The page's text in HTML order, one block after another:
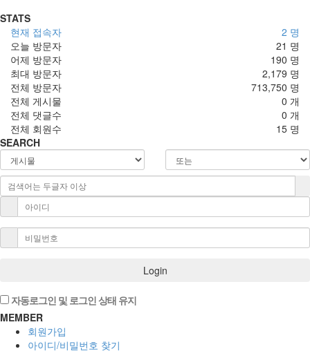
STATS
2 명
현재 접속자
21 명
오늘 방문자
190 명
어제 방문자
2,179 명
최대 방문자
713,750 명
전체 방문자
0 개
전체 게시물
0 개
전체 댓글수
15 명
전체 회원수
SEARCH
Login
자동로그인 및 로그인 상태 유지
MEMBER
회원가입
아이디/비밀번호 찾기